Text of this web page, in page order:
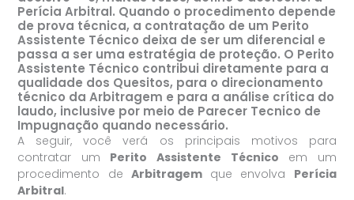
Perícia Arbitral. Quando o procedimento depende
de prova técnica, a contratação de um Perito
Assistente Técnico deixa de ser um diferencial e
passa a ser uma estratégia de proteção. O Perito
Assistente Técnico contribui diretamente para a
qualidade dos Quesitos, para o direcionamento
técnico da Arbitragem e para a análise crítica do
laudo, inclusive por meio de Parecer Tecnico de
Impugnação quando necessário.
A seguir, você verá os principais motivos para
contratar um Perito Assistente Técnico em um
procedimento de Arbitragemque envolva Perícia
Arbitral.